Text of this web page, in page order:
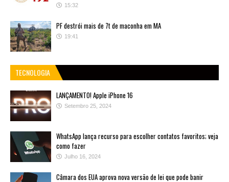
15:32
PF destrói mais de 7t de maconha em MA
19:41
TECNOLOGIA
LANÇAMENTO! Apple iPhone 16
Setembro 25, 2024
WhatsApp lança recurso para escolher contatos favoritos; veja
como fazer
Julho 16, 2024
Câmara dos EUA aprova nova versão de lei que pode banir